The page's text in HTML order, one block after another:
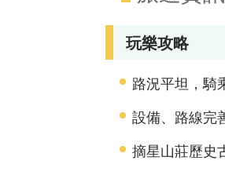
玩樂攻略
路況平坦，騎
設備、路線完
摘星山莊歷史